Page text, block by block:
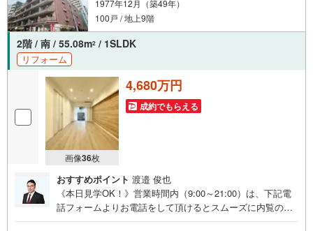
1977年12月（築49年）
100戸 / 地上9階
2階 / 南 / 55.08m2 / 1SLDK
リフォーム
画像36枚
4,680万円
成約でもらえる
おすすめポイント 渡邉 俊也
《本日見学OK！》営業時間内（9:00～21:00）は、下記電
話フォームよりお電話をして頂けるとスムーズに内覧のご